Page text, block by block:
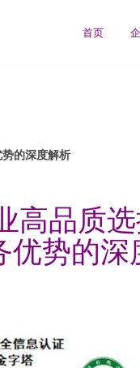
首页
的深度解析
高品质
优势的深